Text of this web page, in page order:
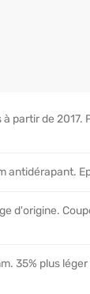
partir de
antidérapant.
d'origine.
35% plus